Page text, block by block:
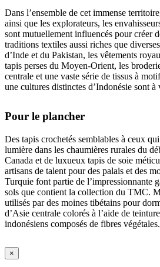
Dans l’ensemble de cet immense
ainsi que les explorateurs, les
sont mutuellement influencés pour créer
traditions textiles aussi riches que
d’Inde et du Pakistan, les vêtements
tapis perses du Moyen-Orient, les
centrale et une vaste série de tissus à
une cultures distinctes d’Indonésie sont
Pour le plancher
Des tapis crochetés semblables à ceux
lumière dans les chaumières rurales du
Canada et de luxueux tapis de soie
artisans de talent pour des palais et des
Turquie font partie de l’impressionnante
sols que contient la collection du TMC.
utilisés par des moines tibétains pour
d’Asie centrale colorés à l’aide de
indonésiens composés de fibres végétales.
×